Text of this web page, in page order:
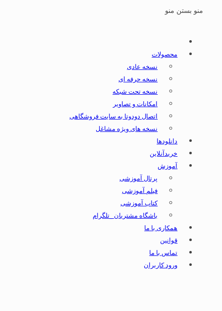
منو بستن منو
محصولات
نسخه عادی
نسخه حرفه ای
نسخه تحت شبکه
امکانات و تصاویر
اتصال دودوتا به سایت فروشگاهی
نسخه های ویژه مشاغل
دانلودها
خریدآنلاین
آموزش
پرتال آموزشی
فیلم آموزشی
کتاب آموزشی
باشگاه مشتریان _تلگرام
همکاری با ما
قوانین
تماس با ما
ورود کاربران